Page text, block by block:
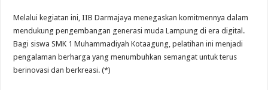
Melalui kegiatan ini, IIB Darmajaya menegaskan komitmennya dalam
mendukung pengembangan generasi muda Lampung di era digital.
Bagi siswa SMK 1 Muhammadiyah Kotaagung, pelatihan ini menjadi
pengalaman berharga yang menumbuhkan semangat untuk terus
berinovasi dan berkreasi. (*)